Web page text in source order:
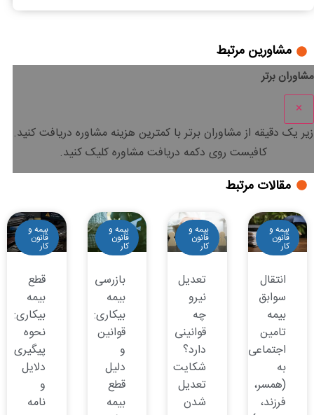
مشاورین مرتبط
مشاوران برتر
×
زیر یک دقیقه از مشاوران برتر باکمترین هزینه مشاوره دریافت کنید.
کافیست روی دکمه دریافت مشاوره کلیک کنید.
مقالات مرتبط
بیمه و
قانون
کار
انتقال
سوابق
بیمه
تامین
اجتماعی
به
(همسر،
فرزند،
بیمه و
قانون
کار
تعدیل
نیرو
چه
قوانینی
دارد؟
شکایت
تعدیل
شدن
بیمه و
قانون
کار
بازرسی
بیمه
بیکاری:
قوانین
و
دلیل
قطع
بیمه
بیمه و
قانون
کار
قطع
بیمه
بیکاری:
نحوه
پیگیری
دلایل
و
نامه